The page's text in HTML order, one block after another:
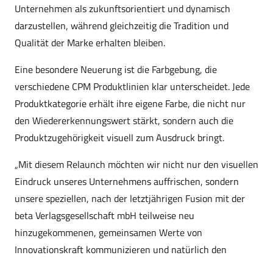
Unternehmen als zukunftsorientiert und dynamisch
darzustellen, während gleichzeitig die Tradition und
Qualität der Marke erhalten bleiben.
Eine besondere Neuerung ist die Farbgebung, die
verschiedene CPM Produktlinien klar unterscheidet. Jede
Produktkategorie erhält ihre eigene Farbe, die nicht nur
den Wiedererkennungswert stärkt, sondern auch die
Produktzugehörigkeit visuell zum Ausdruck bringt.
„Mit diesem Relaunch möchten wir nicht nur den visuellen
Eindruck unseres Unternehmens auffrischen, sondern
unsere speziellen, nach der letztjährigen Fusion mit der
beta Verlagsgesellschaft mbH teilweise neu
hinzugekommenen, gemeinsamen Werte von
Innovationskraft kommunizieren und natürlich den